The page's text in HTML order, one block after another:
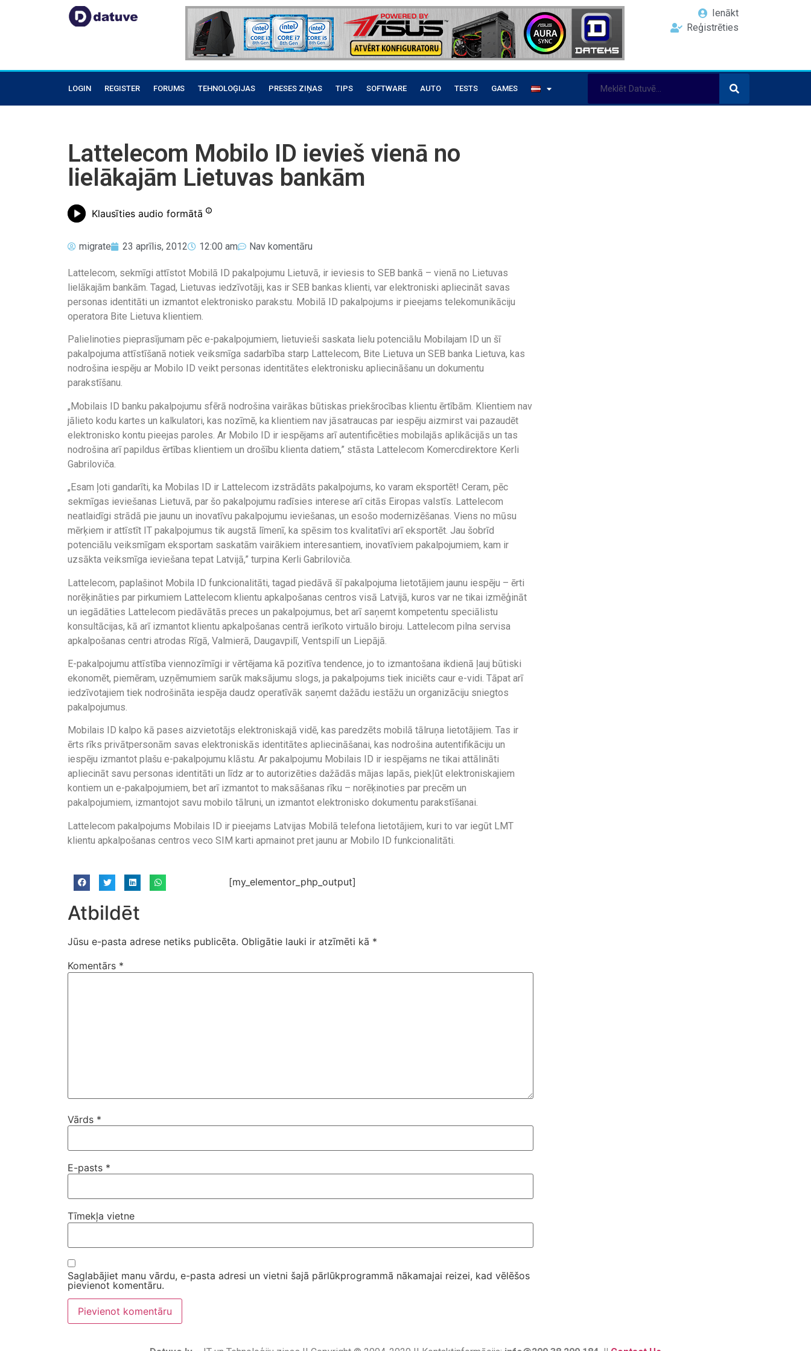
Ienākt
Reģistrēties
LOGIN REGISTER FORUMS TEHNOLOĢIJAS PRESES ZIŅAS TIPS SOFTWARE AUTO TESTS GAMES
Lattelecom Mobilo ID ievieš vienā no
lielākajām Lietuvas bankām
Klausīties audio formātā
migrate 23 aprīlis, 2012 12:00 am Nav komentāru
Lattelecom, sekmīgi attīstot Mobilā ID pakalpojumu Lietuvā, ir ieviesis to SEB bankā – vienā no Lietuvas
lielākajām bankām. Tagad, Lietuvas iedzīvotāji, kas ir SEB bankas klienti, var elektroniski apliecināt savas
personas identitāti un izmantot elektronisko parakstu. Mobilā ID pakalpojums ir pieejams telekomunikāciju
operatora Bite Lietuva klientiem.
Palielinoties pieprasījumam pēc e-pakalpojumiem, lietuvieši saskata lielu potenciālu Mobilajam ID un šī
pakalpojuma attīstīšanā notiek veiksmīga sadarbība starp Lattelecom, Bite Lietuva un SEB banka Lietuva, kas
nodrošina iespēju ar Mobilo ID veikt personas identitātes elektronisku apliecināšanu un dokumentu
parakstīšanu.
„Mobilais ID banku pakalpojumu sfērā nodrošina vairākas būtiskas priekšrocības klientu ērtībām. Klientiem nav
jālieto kodu kartes un kalkulatori, kas nozīmē, ka klientiem nav jāsatraucas par iespēju aizmirst vai pazaudēt
elektronisko kontu pieejas paroles. Ar Mobilo ID ir iespējams arī autentificēties mobilajās aplikācijās un tas
nodrošina arī papildus ērtības klientiem un drošību klienta datiem,” stāsta Lattelecom Komercdirektore Kerli
Gabriloviča.
„Esam ļoti gandarīti, ka Mobilas ID ir Lattelecom izstrādāts pakalpojums, ko varam eksportēt! Ceram, pēc
sekmīgas ieviešanas Lietuvā, par šo pakalpojumu radīsies interese arī citās Eiropas valstīs. Lattelecom
neatlaidīgi strādā pie jaunu un inovatīvu pakalpojumu ieviešanas, un esošo modernizēšanas. Viens no mūsu
mērķiem ir attīstīt IT pakalpojumus tik augstā līmenī, ka spēsim tos kvalitatīvi arī eksportēt. Jau šobrīd
potenciālu veiksmīgam eksportam saskatām vairākiem interesantiem, inovatīviem pakalpojumiem, kam ir
uzsākta veiksmīga ieviešana tepat Latvijā,” turpina Kerli Gabriloviča.
Lattelecom, paplašinot Mobila ID funkcionalitāti, tagad piedāvā šī pakalpojuma lietotājiem jaunu iespēju – ērti
norēķināties par pirkumiem Lattelecom klientu apkalpošanas centros visā Latvijā, kuros var ne tikai izmēģināt
un iegādāties Lattelecom piedāvātās preces un pakalpojumus, bet arī saņemt kompetentu speciālistu
konsultācijas, kā arī izmantot klientu apkalpošanas centrā ierīkoto virtuālo biroju. Lattelecom pilna servisa
apkalpošanas centri atrodas Rīgā, Valmierā, Daugavpilī, Ventspilī un Liepājā.
E-pakalpojumu attīstība viennozīmīgi ir vērtējama kā pozitīva tendence, jo to izmantošana ikdienā ļauj būtiski
ekonomēt, piemēram, uzņēmumiem sarūk maksājumu slogs, ja pakalpojums tiek iniciēts caur e-vidi. Tāpat arī
iedzīvotajiem tiek nodrošināta iespēja daudz operatīvāk saņemt dažādu iestāžu un organizāciju sniegtos
pakalpojumus.
Mobilais ID kalpo kā pases aizvietotājs elektroniskajā vidē, kas paredzēts mobilā tālruņa lietotājiem. Tas ir
ērts rīks privātpersonām savas elektroniskās identitātes apliecināšanai, kas nodrošina autentifikāciju un
iespēju izmantot plašu e-pakalpojumu klāstu. Ar pakalpojumu Mobilais ID ir iespējams ne tikai attālināti
apliecināt savu personas identitāti un līdz ar to autorizēties dažādās mājas lapās, piekļūt elektroniskajiem
kontiem un e-pakalpojumiem, bet arī izmantot to maksāšanas rīku – norēķinoties par precēm un
pakalpojumiem, izmantojot savu mobilo tālruni, un izmantot elektronisko dokumentu parakstīšanai.
Lattelecom pakalpojums Mobilais ID ir pieejams Latvijas Mobilā telefona lietotājiem, kuri to var iegūt LMT
klientu apkalpošanas centros veco SIM karti apmainot pret jaunu ar Mobilo ID funkcionalitāti.
[my_elementor_php_output]
Atbildēt
Jūsu e-pasta adrese netiks publicēta. Obligātie lauki ir atzīmēti kā *
Komentārs *
Vārds *
E-pasts *
Tīmekļa vietne
Saglabājiet manu vārdu, e-pasta adresi un vietni šajā pārlūkprogrammā nākamajai reizei, kad vēlēšos
pievienot komentāru.